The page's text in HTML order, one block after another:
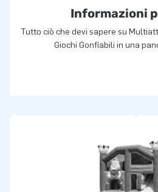
Informazioni
Tutto ciò che devi sapere su
Giochi Gonfiabili in una